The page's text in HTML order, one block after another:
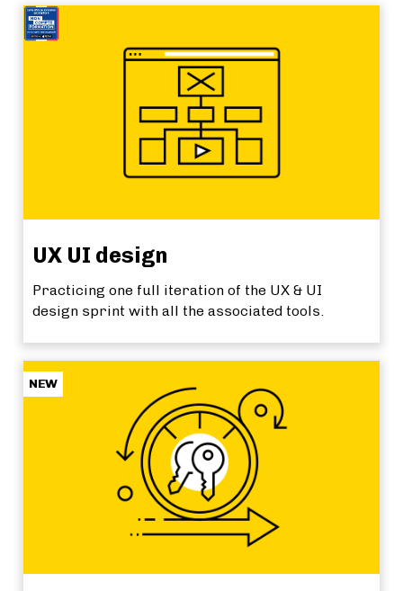
UX UI design
Practicing one full iteration of the UX & UI
design sprint with all the associated tools.
NEW